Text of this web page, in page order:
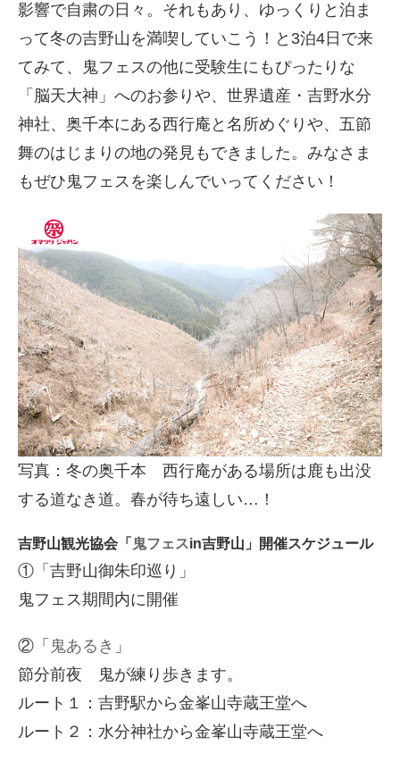
影響で自粛の日々。それもあり、ゆっくりと泊ま
って冬の吉野山を満喫していこう！と3泊4日で来
てみて、鬼フェスの他に受験生にもぴったりな
「脳天大神」へのお参りや、世界遺産・吉野水分
神社、奥千本にある西行庵と名所めぐりや、五節
舞のはじまりの地の発見もできました。みなさま
もぜひ鬼フェスを楽しんでいってください！
写真：冬の奥千本 西行庵がある場所は鹿も出没
する道なき道。春が待ち遠しい…！
吉野山観光協会「 鬼フェスin吉野山」開催スケジュール
①「吉野山御朱印巡り」
鬼フェス期間内に開催
②「 鬼あるき 」
節分前夜 鬼が練り歩きます。
ルート１：吉野駅から金峯山寺蔵王堂へ
ルート２：水分神社から金峯山寺蔵王堂へ